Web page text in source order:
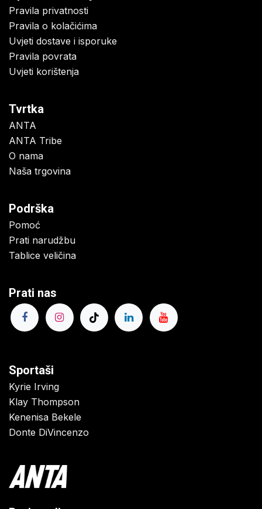
Pravila privatnosti
Pravila o kolačićima
Uvjeti dostave i isporuke
Pravila povrata
Uvjeti korištenja
Tvrtka
ANTA
ANTA Tribe
O nama
Naša trgovina
Podrška
Pomoć
Prati narudžbu
Tablice veličina
Prati nas
Sportaši
Kyrie Irving
Klay Thompson
Kenenisa Bekele
Donte DiVincenzo